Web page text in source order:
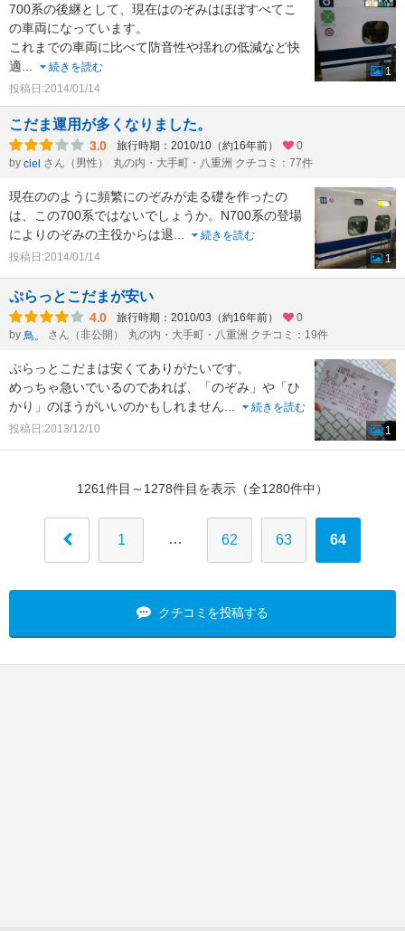
700系の後継として、現在はのぞみはほぼすべてこ
の車両になっています。
これまでの車両に比べて防音性や揺れの低減など快
適
続きを読む
投稿日:2014/01/14
1
こだま運用が多くなりました。
3.0 旅行時期：2010/10（約16年前）
0
by ciel さん（男性） 丸の内・大手町・八重洲 クチコミ：77件
現在ののように頻繁にのぞみが走る礎を作ったの
は、この700系ではないでしょうか。N700系の登場
によりのぞみの主役からは退
続きを読む
投稿日:2014/01/14
1
ぷらっとこだまが安い
4.0 旅行時期：2010/03（約16年前）
0
by 鳥。 さん（非公開） 丸の内・大手町・八重洲 クチコミ：19件
ぷらっとこだまは安くてありがたいです。
めっちゃ急いでいるのであれば、「のぞみ」や「ひ
かり」のほうがいいのかもしれません
続きを読む
投稿日:2013/12/10
1
1261件目～1278件目を表示（全1280件中）
1 … 62 63 64
クチコミを投稿する